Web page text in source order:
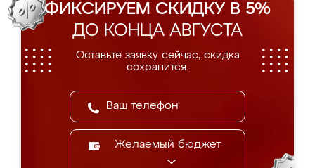
ФИКСИРУЕМ СКИДКУ В 5%
ДО КОНЦА АВГУСТА
Оставьте заявку сейчас, скидка
сохранится.
Желаемый бюджет